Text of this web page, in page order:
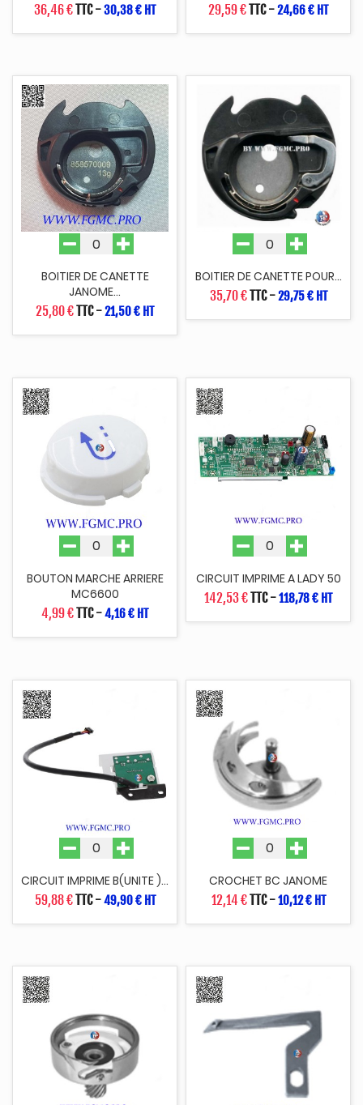
36,46 €TTC-30,38 € HT
29,59 €TTC-24,66 € HT
BOITIER DE CANETTE
JANOME...
25,80 €TTC-21,50 € HT
BOITIER DE CANETTE POUR...
35,70 €TTC-29,75 € HT
BOUTON MARCHE ARRIERE
MC6600
4,99 €TTC-4,16 € HT
CIRCUIT IMPRIME A LADY 50
142,53 €TTC-118,78 € HT
CIRCUIT IMPRIME B(UNITE )...
59,88 €TTC-49,90 € HT
CROCHET BC JANOME
12,14 €TTC-10,12 € HT